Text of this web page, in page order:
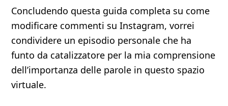
Concludendo questa guida completa su come
modificare commenti su Instagram, vorrei
condividere un episodio personale che ha
funto da catalizzatore per la mia comprensione
dell’importanza delle parole in questo spazio
virtuale.